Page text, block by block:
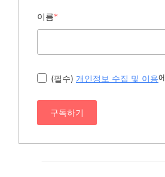
이름*
(필수) 개인정보 수집 및 이용
구독하기